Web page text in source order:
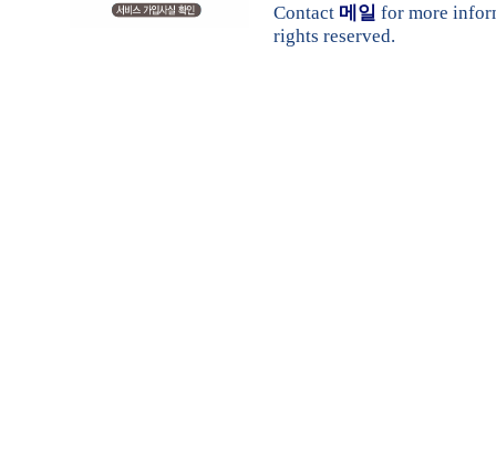
Contact 메일 for more
rights reserved.